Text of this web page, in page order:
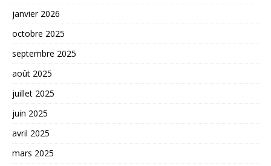
janvier 2026
octobre 2025
septembre 2025
août 2025
juillet 2025
juin 2025
avril 2025
mars 2025